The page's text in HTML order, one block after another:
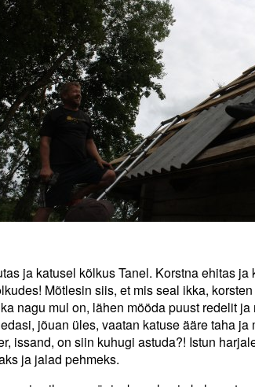
ja katusel kõlkus Tanel. Korstna ehitas
Mõtlesin siis, et mis seal ikka,
nagu mul on, lähen mööda puust redelit
jõuan üles, vaatan katuse ääre taha
issand, on siin kuhugi astuda?! Istun
ja jalad pehmeks.